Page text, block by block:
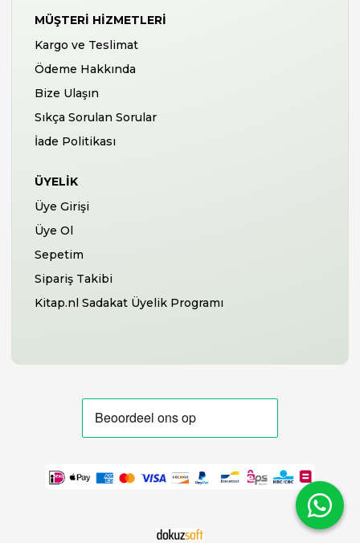
MÜŞTERI HIZMETLERI
Kargo ve Teslimat
Ödeme Hakkında
Bize Ulaşın
Sıkça Sorulan Sorular
İade Politikası
ÜYELIK
Üye Girişi
Üye Ol
Sepetim
Sipariş Takibi
Kitap.nl Sadakat Üyelik Programı